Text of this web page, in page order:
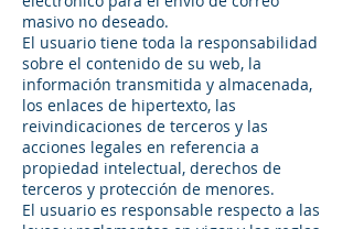
masivo no deseado.
El usuario tiene toda la responsabilidad
sobre el contenido de su web, la
información transmitida y almacenada,
los enlaces de hipertexto, las
reivindicaciones de terceros y las
acciones legales en referencia a
propiedad intelectual, derechos de
terceros y protección de menores.
El usuario es responsable respecto a las